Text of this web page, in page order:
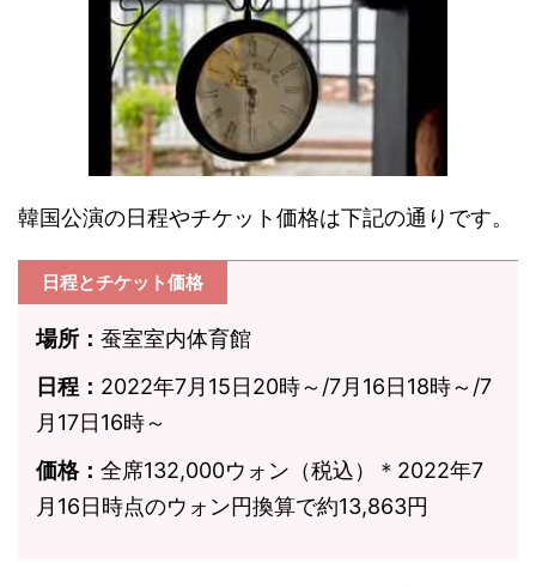
韓国公演の日程やチケット価格は下記の通りです。
日程とチケット価格
場所： 蚕室室内体育館
日程： 2022年7月15日20時～/7月16日18時～/7
月17日16時～
価格： 全席132,000ウォン（税込）＊2022年7
月16日時点のウォン円換算で約13,863円